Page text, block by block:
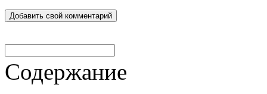
Содержание